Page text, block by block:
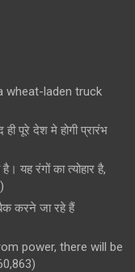
wheat-laden truck
पूरे देश मे होगी प्रारंभ
यह रंगों का त्योहार है,
करने जा रहे हैं
power, there will be